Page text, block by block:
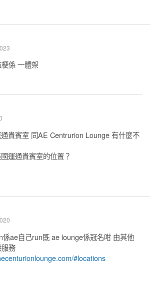
係 一體架
貴賓室 同AE Centrurion Lounge 有什麼不
運通貴賓室的位置？
係ae自己run既 ae lounge係冠名咁 由其他
務
#locations